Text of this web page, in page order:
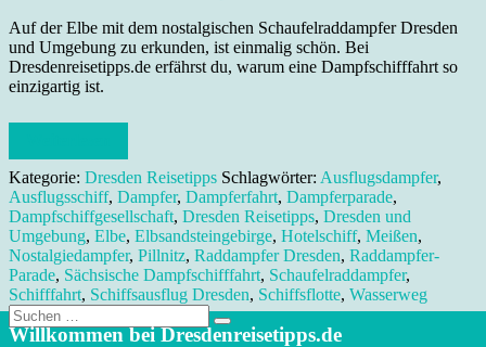
Auf der Elbe mit dem nostalgischen Schaufelraddampfer Dresden
und Umgebung zu erkunden, ist einmalig schön. Bei
Dresdenreisetipps.de erfährst du, warum eine Dampfschifffahrt so
einzigartig ist.
Kategorie: Dresden Reisetipps Schlagwörter: Ausflugsdampfer,
Ausflugsschiff, Dampfer, Dampferfahrt, Dampferparade,
Dampfschiffgesellschaft, Dresden Reisetipps, Dresden und
Umgebung, Elbe, Elbsandsteingebirge, Hotelschiff, Meißen,
Nostalgiedampfer, Pillnitz, Raddampfer Dresden, Raddampfer-
Parade, Sächsische Dampfschifffahrt, Schaufelraddampfer,
Schifffahrt, Schiffsausflug Dresden, Schiffsflotte, Wasserweg
Suche
nach:
Willkommen bei Dresdenreisetipps.de